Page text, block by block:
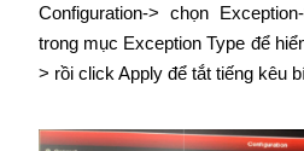
Configuration-> chọn
trong mục Exception Type để
> rồi click Apply để tắt tiếng kêu